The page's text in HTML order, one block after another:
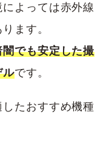
よっては赤外線
ます。
闇でも安定した撮
ルです。
たおすすめ機種